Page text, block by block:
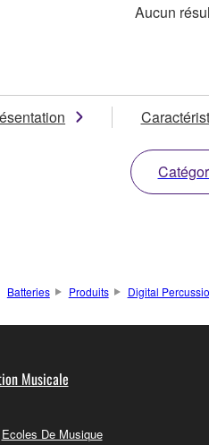
Aucun
Batteries Produits Digital
Musicale
Ecoles De Musique